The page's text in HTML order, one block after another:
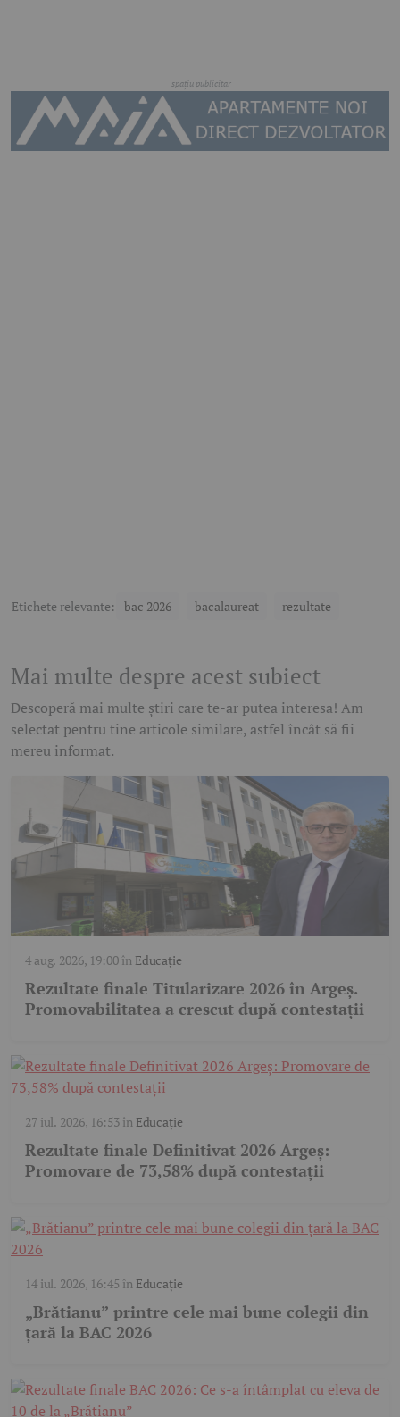
Etichete relevante: bac 2026 bacalaureat rezultate
Mai multe despre acest subiect
Descoperă mai multe știri care te-ar putea interesa! Am
selectat pentru tine articole similare, astfel încât să fii
mereu informat.
4 aug. 2026, 19:00în Educație
Rezultate finale Titularizare 2026 în Argeș.
Promovabilitatea a crescut după contestații
27 iul. 2026, 16:53în Educație
Rezultate finale Definitivat 2026 Argeș:
Promovare de 73,58% după contestații
14 iul. 2026, 16:45 în Educație
„Brătianu” printre cele mai bune colegii din
țară la BAC 2026